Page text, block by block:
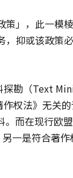
」，此一模
，抑或该政策
勘（Text
权法》无关
而在现行欧
一是符合著